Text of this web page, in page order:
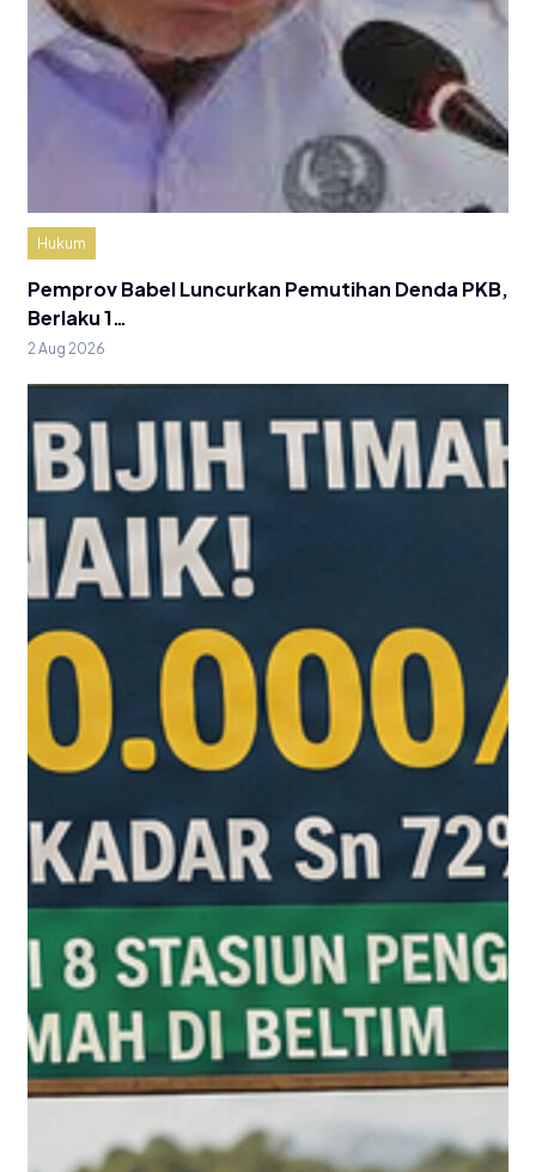
Hukum
Pemprov Babel Luncurkan Pemutihan Denda PKB,
Berlaku 1…
2 Aug 2026